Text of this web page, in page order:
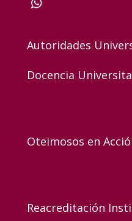
Autoridades
Docencia
Oteimosos en
Reacreditación